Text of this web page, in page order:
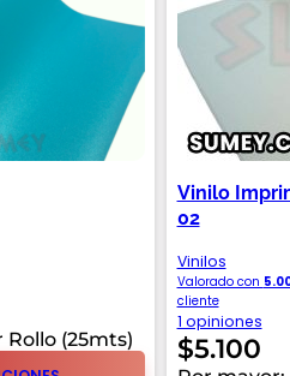
(25mts)
Vinilo
02
Vinilos
Valorado con
cliente
1 opiniones
$5.100